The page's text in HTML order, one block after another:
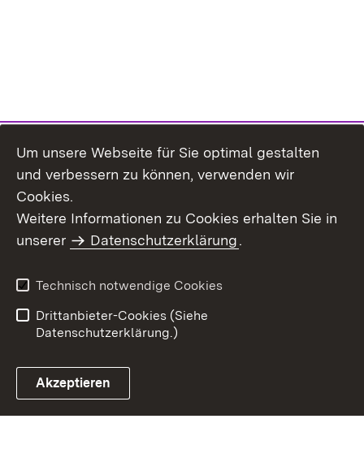
Benutzungshinweise
Erklärung zur
Um unsere Webseite für Sie optimal gestalten
und verbessern zu können, verwenden wir
Cookies.
Weitere Informationen zu Cookies erhalten Sie in
unserer
Datenschutzerklärung.
Technisch notwendige Cookies
Drittanbieter-Cookies (Siehe
Datenschutzerklärung.)
Akzeptieren